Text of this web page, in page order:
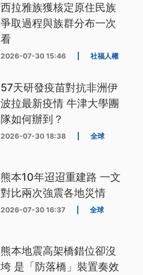
西拉雅族獲核定原住民族
爭取過程與族群分布一次
看
2026-07-30 15:46 社福人權
57天研發疫苗對抗非洲伊
波拉最新疫情 牛津大學團
隊如何辦到？
2026-07-30 18:38 全球
熊本10年迢迢重建路 一文
對比兩次強震各地災情
2026-07-30 16:37 全球
熊本地震高架橋錯位卻沒
垮 是「防落橋」裝置奏效